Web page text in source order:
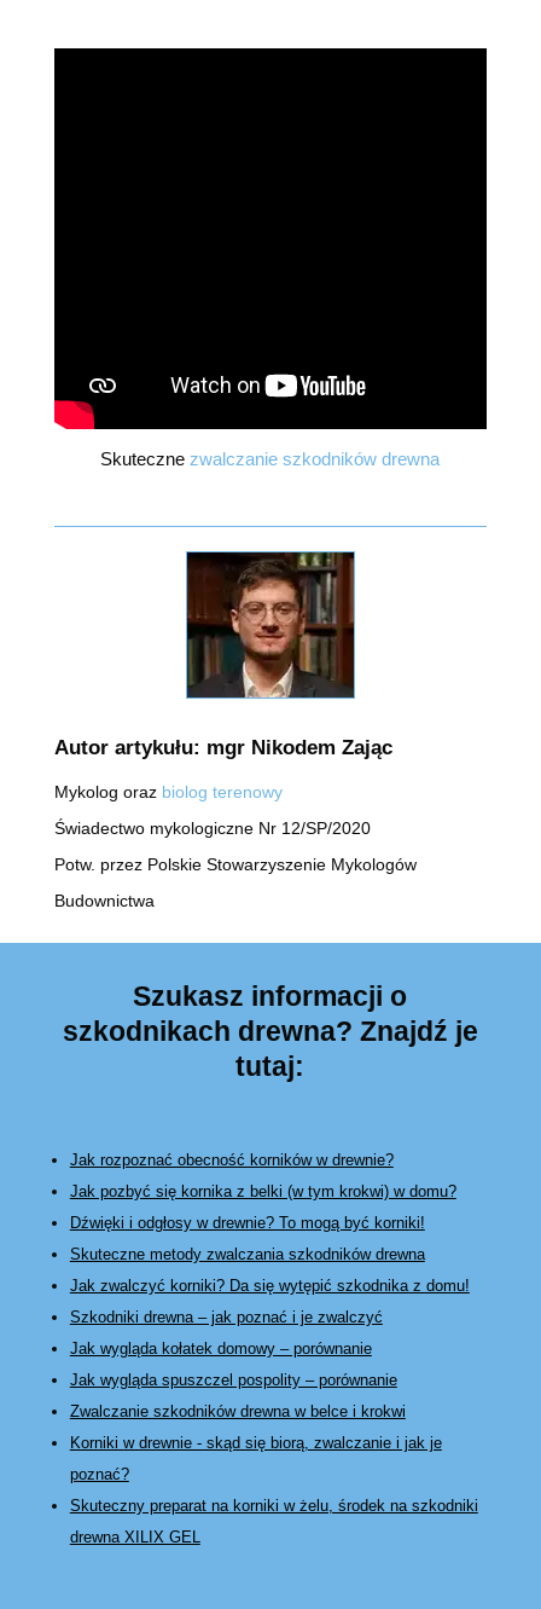
Skuteczne zwalczanie szkodników drewna
Autor artykułu: mgr Nikodem Zając
Mykolog oraz biolog terenowy
Świadectwo mykologiczne Nr 12/SP/2020
Potw. przez Polskie Stowarzyszenie Mykologów
Budownictwa
Szukasz informacji o
szkodnikach drewna? Znajdź je
tutaj:
Jak rozpoznać obecność korników w drewnie?
Jak pozbyć się kornika z belki (w tym krokwi) w domu?
Dźwięki i odgłosy w drewnie? To mogą być korniki!
Skuteczne metody zwalczania szkodników drewna
Jak zwalczyć korniki? Da się wytępić szkodnika z domu!
Szkodniki drewna – jak poznać i je zwalczyć
Jak wygląda kołatek domowy – porównanie
Jak wygląda spuszczel pospolity – porównanie
Zwalczanie szkodników drewna w belce i krokwi
Korniki w drewnie - skąd się biorą, zwalczanie i jak je
poznać?
Skuteczny preparat na korniki w żelu, środek na szkodniki
drewna XILIX GEL